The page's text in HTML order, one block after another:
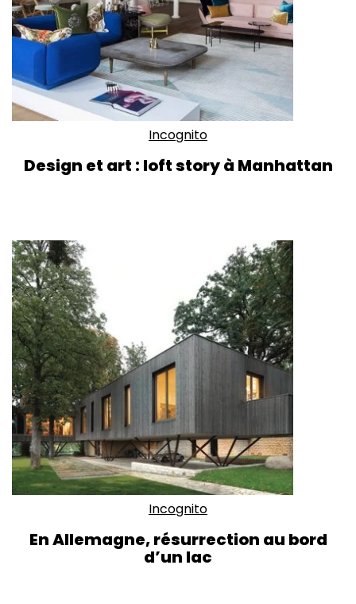
Incognito
Design et art : loft story à Manhattan
Incognito
En Allemagne, résurrection au bord
d’un lac